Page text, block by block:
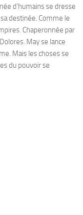
d’humains se dresse
destinée. Comme le
Chaperonnée par
May se lance
Mais les choses se
du pouvoir se